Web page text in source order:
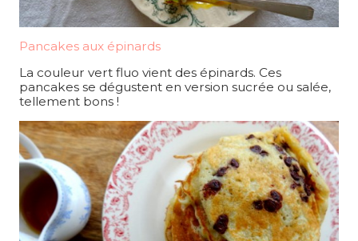
Pancakes aux épinards
La couleur vert fluo vient des épinards. Ces
pancakes se dégustent en version sucrée ou salée,
tellement bons !